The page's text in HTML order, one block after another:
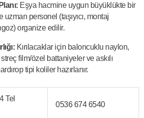
Eşya hacmine uygun büyüklükte bir
uzman personel (taşıyıcı, montaj
organize edilir.
Kırılacaklar için baloncuklu naylon,
film/özel battaniyeler ve askılı
tipi koliler hazırlanır.
Tel
0536 674 6540